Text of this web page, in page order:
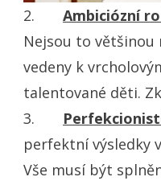
2. Ambiciózní
Nejsou to většinou
vedeny k
talentované děti.
3.
perfektní výsledky
Vše musí být